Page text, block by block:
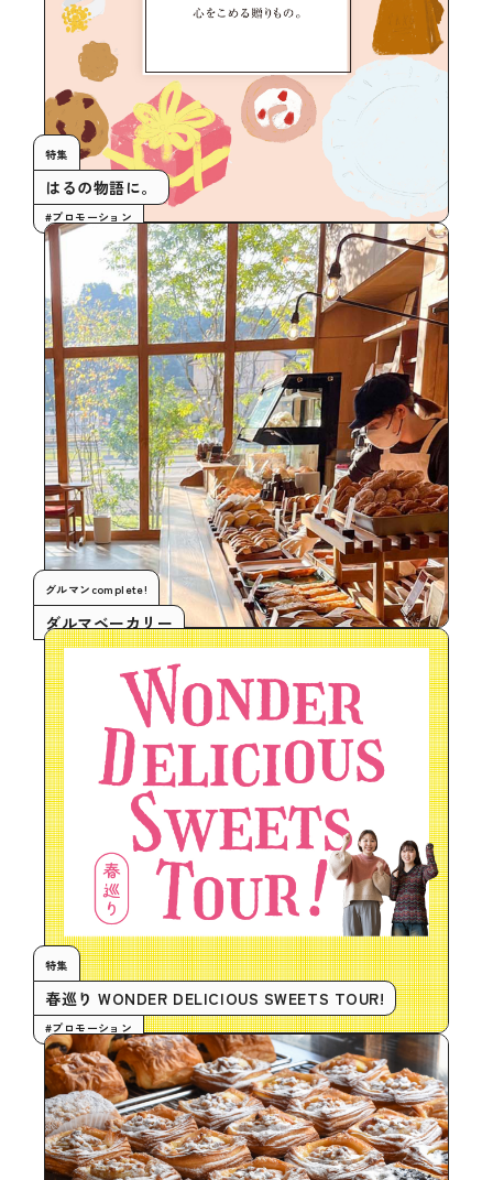
特集
はるの物語に。
#プロモーション
グルマンcomplete!
ダルマベーカリー
特集
春巡り WONDER DELICIOUS SWEETS TOUR!
#プロモーション